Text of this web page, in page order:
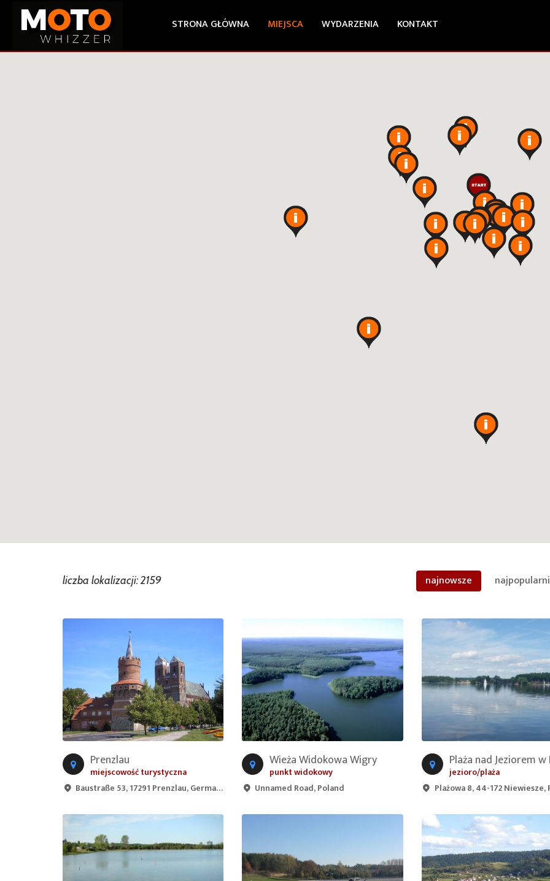
STRONA GŁÓWNA MIEJSCA WYDARZENIA KONTAKT
liczba lokalizacji: 2159 najnowsze
Prenzlau
miejscowość turystyczna
Baustraße 53, 17291 Prenzlau, Germany
Wieża Widokowa Wigry
punkt widokowy
Unnamed Road, Poland
jezioro/plaża
Plażowa 8, 44-172 Niewiesze,